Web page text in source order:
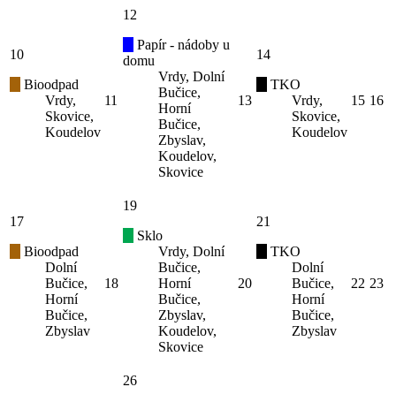
10
Bioodpad
Vrdy,
Skovice,
Koudelov
11
12
Papír - nádoby u
domu
Vrdy, Dolní
Bučice,
Horní
Bučice,
Zbyslav,
Koudelov,
Skovice
13
14
TKO
Vrdy,
Skovice,
Koudelov
15 16
17
Bioodpad
Dolní
Bučice,
Horní
Bučice,
Zbyslav
18
19
Sklo
Vrdy, Dolní
Bučice,
Horní
Bučice,
Zbyslav,
Koudelov,
Skovice
20
21
TKO
Dolní
Bučice,
Horní
Bučice,
Zbyslav
22 23
26